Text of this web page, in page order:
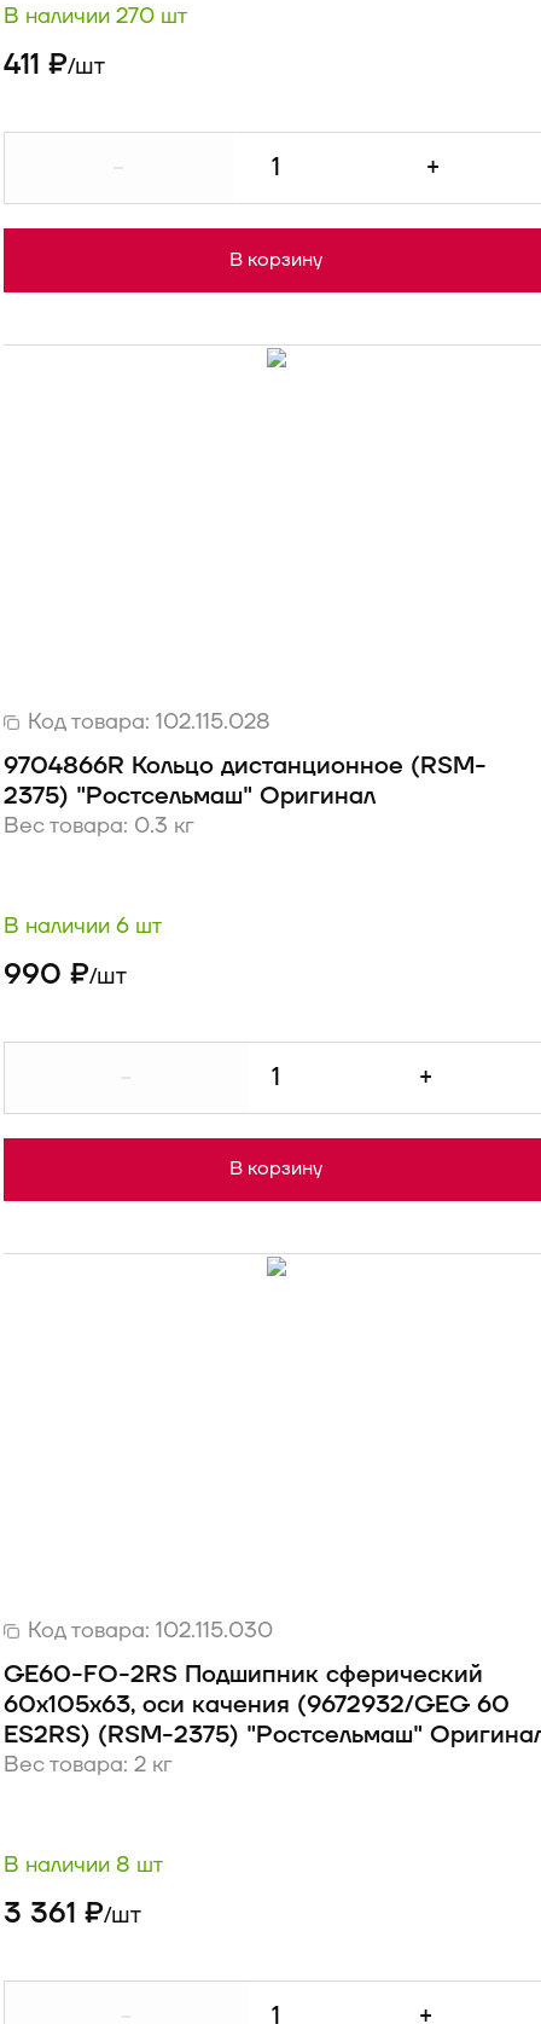
В наличии 270 шт
411 ₽/шт
+
В корзину
Код товара: 102.115.028
9704866R Кольцо дистанционное (RSM-
2375) "Ростсельмаш" Оригинал
Вес товара: 0.3 кг
В наличии 6 шт
990 ₽/шт
+
В корзину
Код товара: 102.115.030
GE60-FO-2RS Подшипник сферический
60х105х63, оси качения (9672932/GEG 60
ES2RS) (RSM-2375) "Ростсельмаш"
Вес товара: 2 кг
В наличии 8 шт
3 361 ₽/шт
+